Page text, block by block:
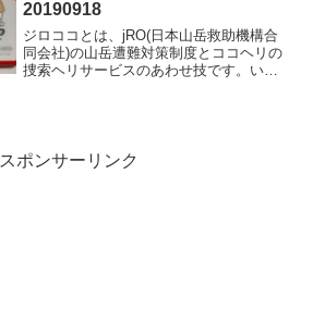
20190918
ジロココとは、jRO(日本山岳救助機構合
同会社)の山岳遭難対策制度とココヘリの
捜索ヘリサービスのあわせ技です。いろ
スポンサーリンク